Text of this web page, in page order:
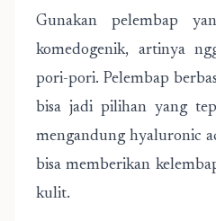
Gunakan pelembap
komedogenik, artinya
pori-pori. Pelembap
bisa jadi pilihan yang
mengandung hyaluronic
bisa memberikan
kulit.